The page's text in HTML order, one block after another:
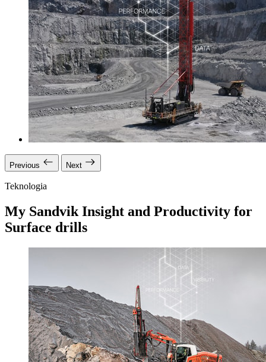
Previous Next
Teknologia
My Sandvik Insight and Productivity for
Surface drills